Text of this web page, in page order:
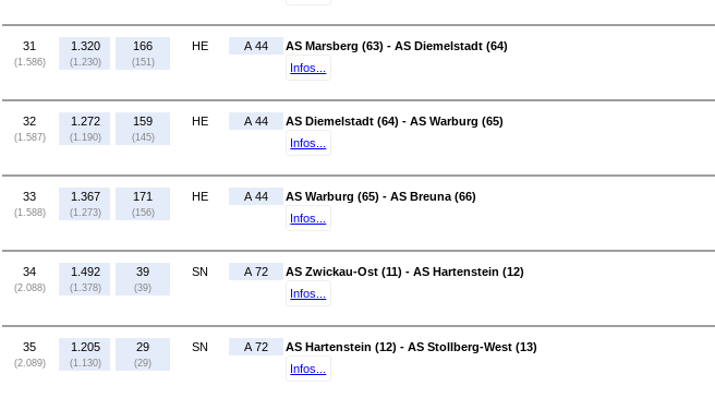
31
(1.586)
1.320
(1.230)
166
(151)
HE A 44
AS Marsberg (63) - AS Diemelstadt (64)
Infos...
32
(1.587)
1.272
(1.190)
159
(145)
HE A 44
AS Diemelstadt (64) - AS Warburg (65)
Infos...
33
(1.588)
1.367
(1.273)
171
(156)
HE A 44
AS Warburg (65) - AS Breuna (66)
Infos...
34
(2.088)
1.492
(1.378)
39
(39)
SN A 72
AS Zwickau-Ost (11) - AS Hartenstein (12)
Infos...
35
(2.089)
1.205
(1.130)
29
(29)
SN A 72
AS Hartenstein (12) - AS Stollberg-West (13)
Infos...